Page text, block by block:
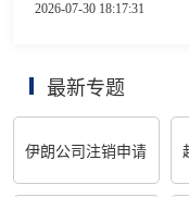
2026-07-30 18:17:31
最新专题
伊朗公司注销申请